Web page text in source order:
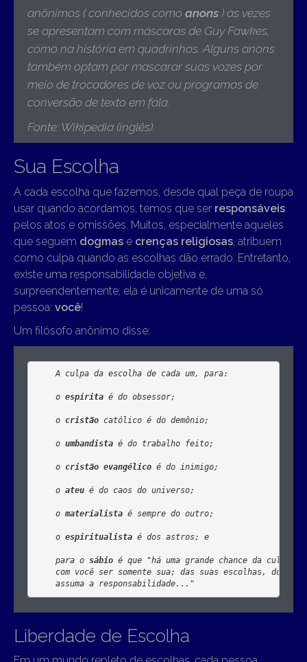
anônimos ( conhecidos como anons ) às vezes
se apresentam com máscaras de Guy Fawkes,
como na história em quadrinhos. Alguns anons
também optam por mascarar suas vozes por
meio de trocadores de voz ou programas de
conversão de texto em fala
Fonte: Wikipedia (inglês).
Sua Escolha
A cada escolha que fazemos, desde qual peça de roupa
usar quando acordamos, temos que ser responsáveis
pelos atos e omissões. Muitos, especialmente aqueles
que seguem dogmas e crenças religiosas , atribuem
como culpa quando as escolhas dão errado. Entretanto,
existe uma responsabilidade objetiva e,
surpreendentemente, ela é unicamente de uma só
pessoa: você!
Um filósofo anônimo disse:
A culpa da escolha de cada um, para:
o espírita é do obsessor;
o cristão católico é do demônio;
o umbandista é do trabalho feito;
o cristão evangélico é do inimigo;
o ateu é do caos do universo;
o materialista é sempre do outro;
o espiritualista é dos astros; e
para o sábio é que "há uma grande chance da culpa
com você ser somente sua; das suas escolhas, dos
assuma a responsabilidade..."
Liberdade de Escolha